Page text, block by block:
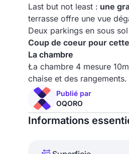
Last but not least : une
terrasse offre une vue
Deux parkings en sous
Coup de coeur pour
La chambre
Ła chambre 4 mesure
chaise et des rangements.
Publié par
OQORO
Informations